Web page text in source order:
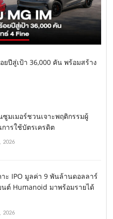
ยปีสู่เป้า 36,000 คัน พร้อมสร้าง
ซูมเมอร์ชวนเจาะพฤติกรรมผู้
ารใช้บัตรเครดิต
2026
าะ IPO มูลค่า 9 พันล้านดอลลาร์
ต์ Humanoid มาพร้อมรายได้
2026